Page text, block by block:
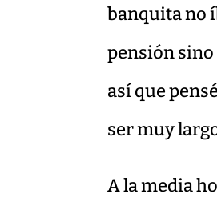
banquita no
pensión
así que
ser muy
A la media